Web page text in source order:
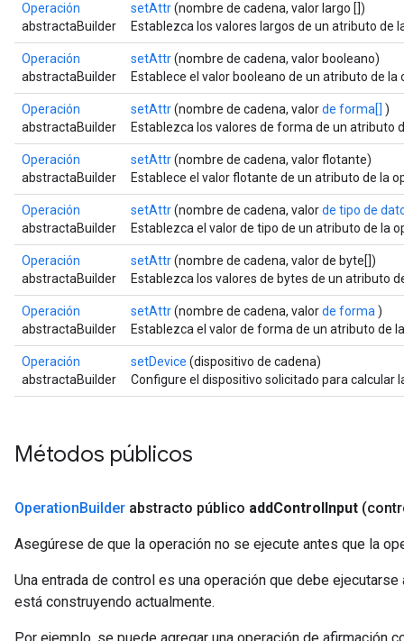
Operación
abstractaBuilder
setAttr(nombre de cadena, valor largo [])
Establezca los valores largos de un atributo de
Operación
abstractaBuilder
setAttr(nombre de cadena, valor booleano)
Establece el valor booleano de un atributo de
Operación
abstractaBuilder
setAttr(nombre de cadena, valorde forma[] )
Establezca los valores de forma de un atributo
Operación
abstractaBuilder
setAttr(nombre de cadena, valor flotante)
Establece el valor flotante de un atributo de la
Operación
abstractaBuilder
setAttr(nombre de cadena, valorde tipo de
Establezca el valor de tipo de un atributo de la
Operación
abstractaBuilder
setAttr(nombre de cadena, valor de byte[])
Establezca los valores de bytes de un atributo
Operación
abstractaBuilder
setAttr(nombre de cadena, valorde forma )
Establezca el valor de forma de un atributo de
Operación
abstractaBuilder
setDevice (dispositivo de cadena)
Configure el dispositivo solicitado para calcular
Métodos públicos
OperationBuilder abstracto público addControlInput
Asegúrese de que la operación no se ejecute antes que la
Una entrada de control es una operación que debe
está construyendo actualmente.